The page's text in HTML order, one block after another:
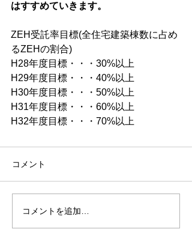
はすすめていきます。
ZEH受託率目標(全住宅建築棟数に占め
るZEHの割合)
H28年度目標・・・30%以上
H29年度目標・・・40%以上
H30年度目標・・・50%以上
H31年度目標・・・60%以上
H32年度目標・・・70%以上
コメント
コメントを追加…